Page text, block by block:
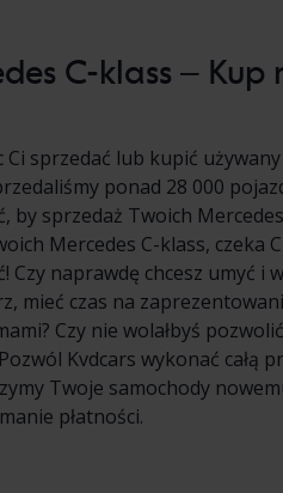
C-klass –
sprzedać lub kupić
ponad 28 000
by sprzedaż Twoich
Mercedes C-klass, czeka
Czy naprawdę chcesz umyć i
mieć czas na
Czy nie wolałbyś
Kvdcars wykonać całą
Twoje samochody
płatności.